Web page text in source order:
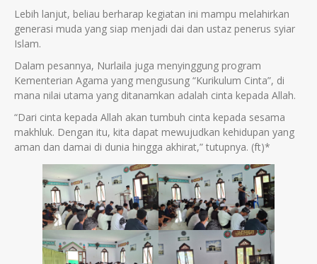
Lebih lanjut, beliau berharap kegiatan ini mampu melahirkan
generasi muda yang siap menjadi dai dan ustaz penerus syiar
Islam.
Dalam pesannya, Nurlaila juga menyinggung program
Kementerian Agama yang mengusung “Kurikulum Cinta”, di
mana nilai utama yang ditanamkan adalah cinta kepada Allah.
“Dari cinta kepada Allah akan tumbuh cinta kepada sesama
makhluk. Dengan itu, kita dapat mewujudkan kehidupan yang
aman dan damai di dunia hingga akhirat,” tutupnya. (ft)*